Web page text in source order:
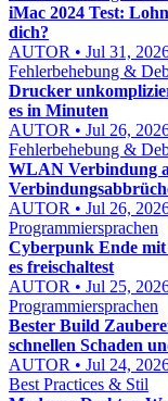
iMac 2024 Test:
dich?
AUTOR • Jul 31,
Fehlerbehebung &
Drucker
es in Minuten
AUTOR • Jul 26,
Fehlerbehebung &
WLAN Verbindung
AUTOR • Jul 26,
Programmiersprachen
Cyberpunk Ende
es freischaltest
AUTOR • Jul 25,
Programmiersprachen
Bester Build
schnellen Schaden
AUTOR • Jul 24,
Best Practices & Stil